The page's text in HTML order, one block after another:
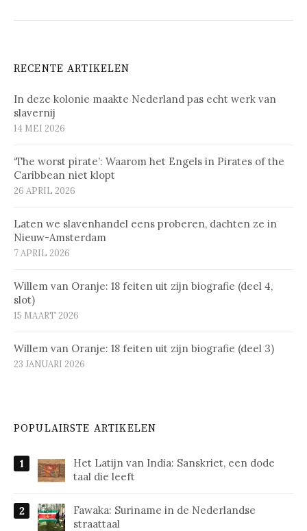
RECENTE ARTIKELEN
In deze kolonie maakte Nederland pas echt werk van
slavernij
14 MEI 2026
‘The worst pirate’: Waarom het Engels in Pirates of the
Caribbean niet klopt
26 APRIL 2026
Laten we slavenhandel eens proberen, dachten ze in
Nieuw-Amsterdam
7 APRIL 2026
Willem van Oranje: 18 feiten uit zijn biografie (deel 4,
slot)
15 MAART 2026
Willem van Oranje: 18 feiten uit zijn biografie (deel 3)
23 JANUARI 2026
POPULAIRSTE ARTIKELEN
Het Latijn van India: Sanskriet, een dode
taal die leeft
Fawaka: Suriname in de Nederlandse
straattaal